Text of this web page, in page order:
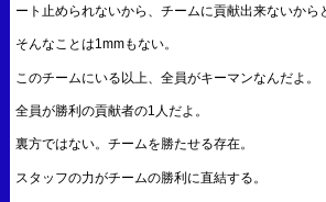
ート止められないから、チームに貢献出来ないから
そんなことは1mmもない。
このチームにいる以上、全員がキーマンなんだよ。
全員が勝利の貢献者の1人だよ。
裏方ではない。チームを勝たせる存在。
スタッフの力がチームの勝利に直結する。